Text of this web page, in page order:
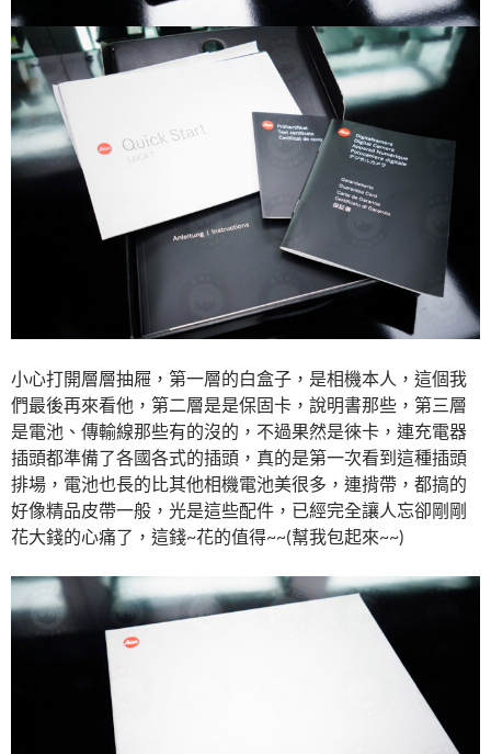
小心打開層層抽屜，第一層的白盒子，是相機本人，這個我
們最後再來看他，第二層是是保固卡，說明書那些，第三層
是電池、傳輸線那些有的沒的，不過果然是徠卡，連充電器
插頭都準備了各國各式的插頭，真的是第一次看到這種插頭
排場，電池也長的比其他相機電池美很多，連揹帶，都搞的
好像精品皮帶一般，光是這些配件，已經完全讓人忘卻剛剛
花大錢的心痛了，這錢~花的值得~~(幫我包起來~~)